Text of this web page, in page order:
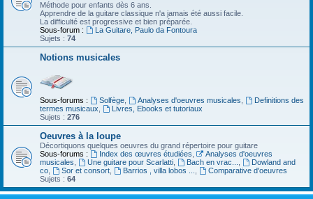
Méthode pour enfants dès 6 ans.
Apprendre de la guitare classique n'a jamais été aussi facile.
La difficulté est progressive et bien préparée.
Sous-forum :
La Guitare, Paulo da Fontoura
Sujets : 74
Notions musicales
Sous-forums : Solfège, Analyses d'oeuvres musicales
Definitions des
termes musicaux
Livres, Ebooks et tutoriaux
Sujets : 276
Oeuvres à la loupe
Décortiquons quelques oeuvres du grand répertoire pour guitare
Sous-forums :
Index des œuvres étudiées
Analyses d'oeuvres
musicales
Une guitare pour Scarlatti, Bach en vrac...
Dowland and
co
Sor et consort, Barrios , villa lobos ...
Comparative d'oeuvres
Sujets : 64